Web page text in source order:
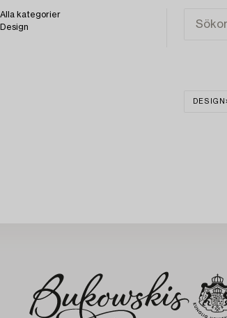
Alla kategorier
Design
DESIGN